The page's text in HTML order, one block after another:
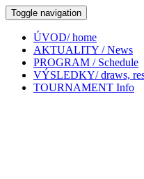
Toggle navigation
ÚVOD/ home
AKTUALITY / News
PROGRAM / Schedule
VÝSLEDKY/ draws,
TOURNAMENT Info